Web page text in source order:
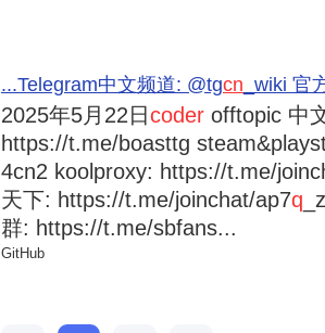
...Telegram中文频道: @tgcn _wiki
2025年5月22日coder offtopic 中
https://t.me/boasttg
4cn2 koolproxy: https://t.me/
天下: https://t.me/joinchat/ap7q
群: https://t.me/sbfans...
GitHub